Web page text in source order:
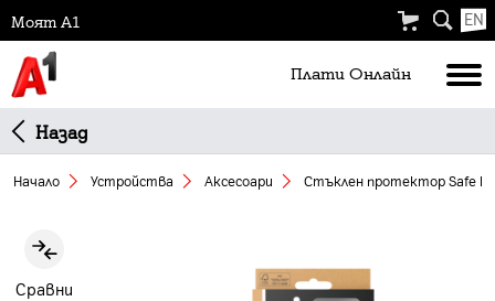
Моят А1 EN
Плати Oнлайн
Назад
Начало Устройства Аксесоари Стъклен протeктор Safe
Сравни